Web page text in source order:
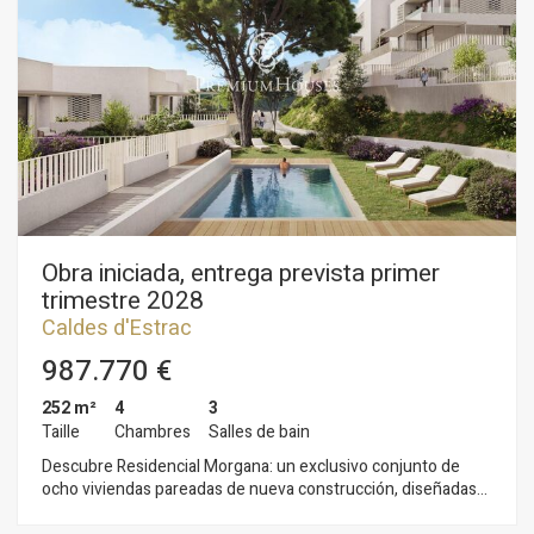
Obra iniciada, entrega prevista primer
trimestre 2028
Caldes d'Estrac
987.770 €
252 m²
Taille
4
Chambres
3
Salles de bain
Descubre Residencial Morgana: un exclusivo conjunto de
ocho viviendas pareadas de nueva construcción, diseñadas